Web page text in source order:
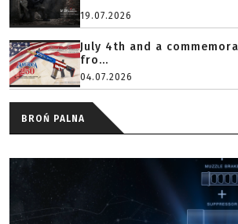
19.07.2026
July 4th and a
fro...
04.07.2026
BROŃ PALNA